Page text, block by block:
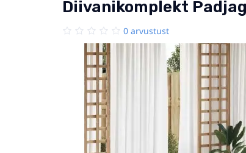
Diivanikomplekt
0 arvustust